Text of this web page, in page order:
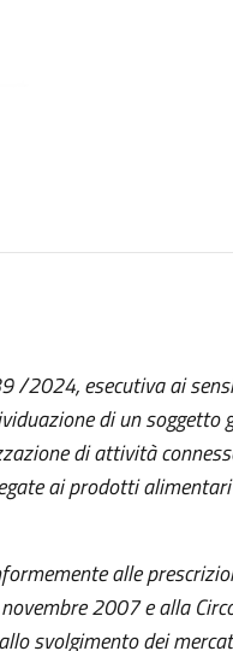
2024, esecutiva ai
di un soggetto
di attività
ai prodotti
alle
2007 e alla
svolgimento dei